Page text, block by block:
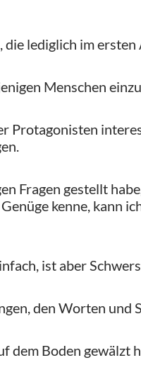
lediglich im
Menschen
Protagonisten
Fragen gestellt
kenne, kann
ist aber
den Worten und
dem Boden gewälzt